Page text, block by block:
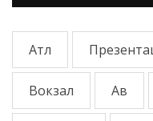
Атл
Вокзал Ав